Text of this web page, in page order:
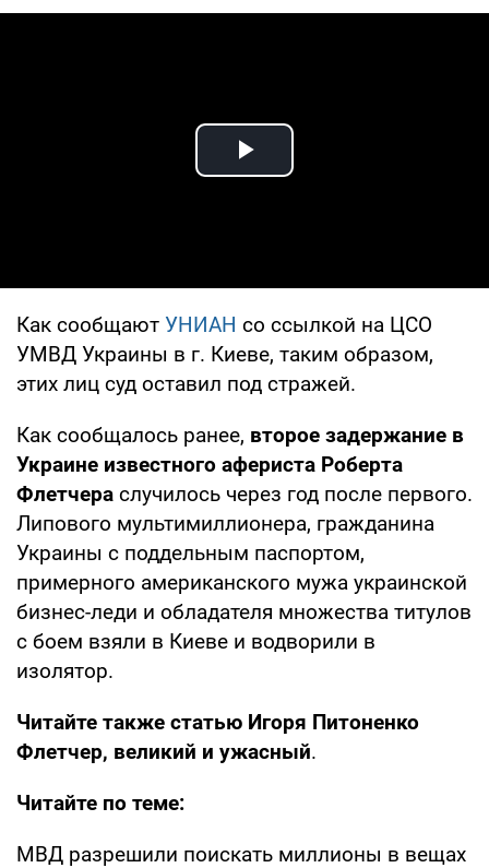
Play Video
Как сообщают УНИАН со ссылкой на ЦСО
УМВД Украины в г. Киеве, таким образом,
этих лиц суд оставил под стражей.
Как сообщалось ранее, второе задержание в
Украине известного афериста Роберта
Флетчера случилось через год после первого.
Липового мультимиллионера, гражданина
Украины с поддельным паспортом,
примерного американского мужа украинской
бизнес-леди и обладателя множества титулов
с боем взяли в Киеве и водворили в
изолятор.
Читайте также статью Игоря Питоненко
Флетчер, великий и ужасный.
Читайте по теме:
МВД разрешили поискать миллионы в вещах